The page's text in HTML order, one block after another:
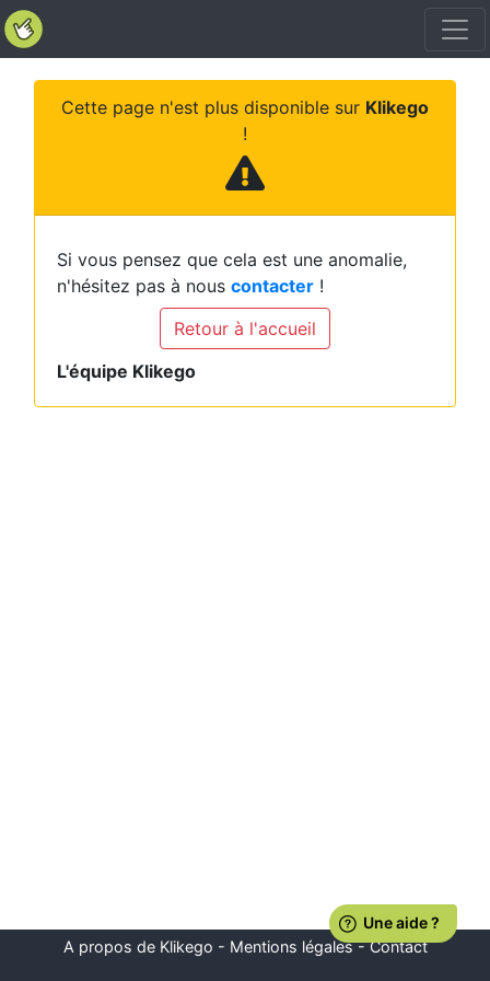
Cette page n'est plus disponible sur Klikego
!
Si vous pensez que cela est une anomalie,
n'hésitez pas à nous contacter !
Retour à l'accueil
L'équipe Klikego
A propos de Klikego - Mentions légales-Contact